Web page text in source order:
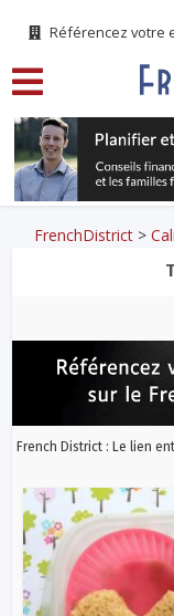
Référencez votre
FrenchDistrict >
French District : Le lien